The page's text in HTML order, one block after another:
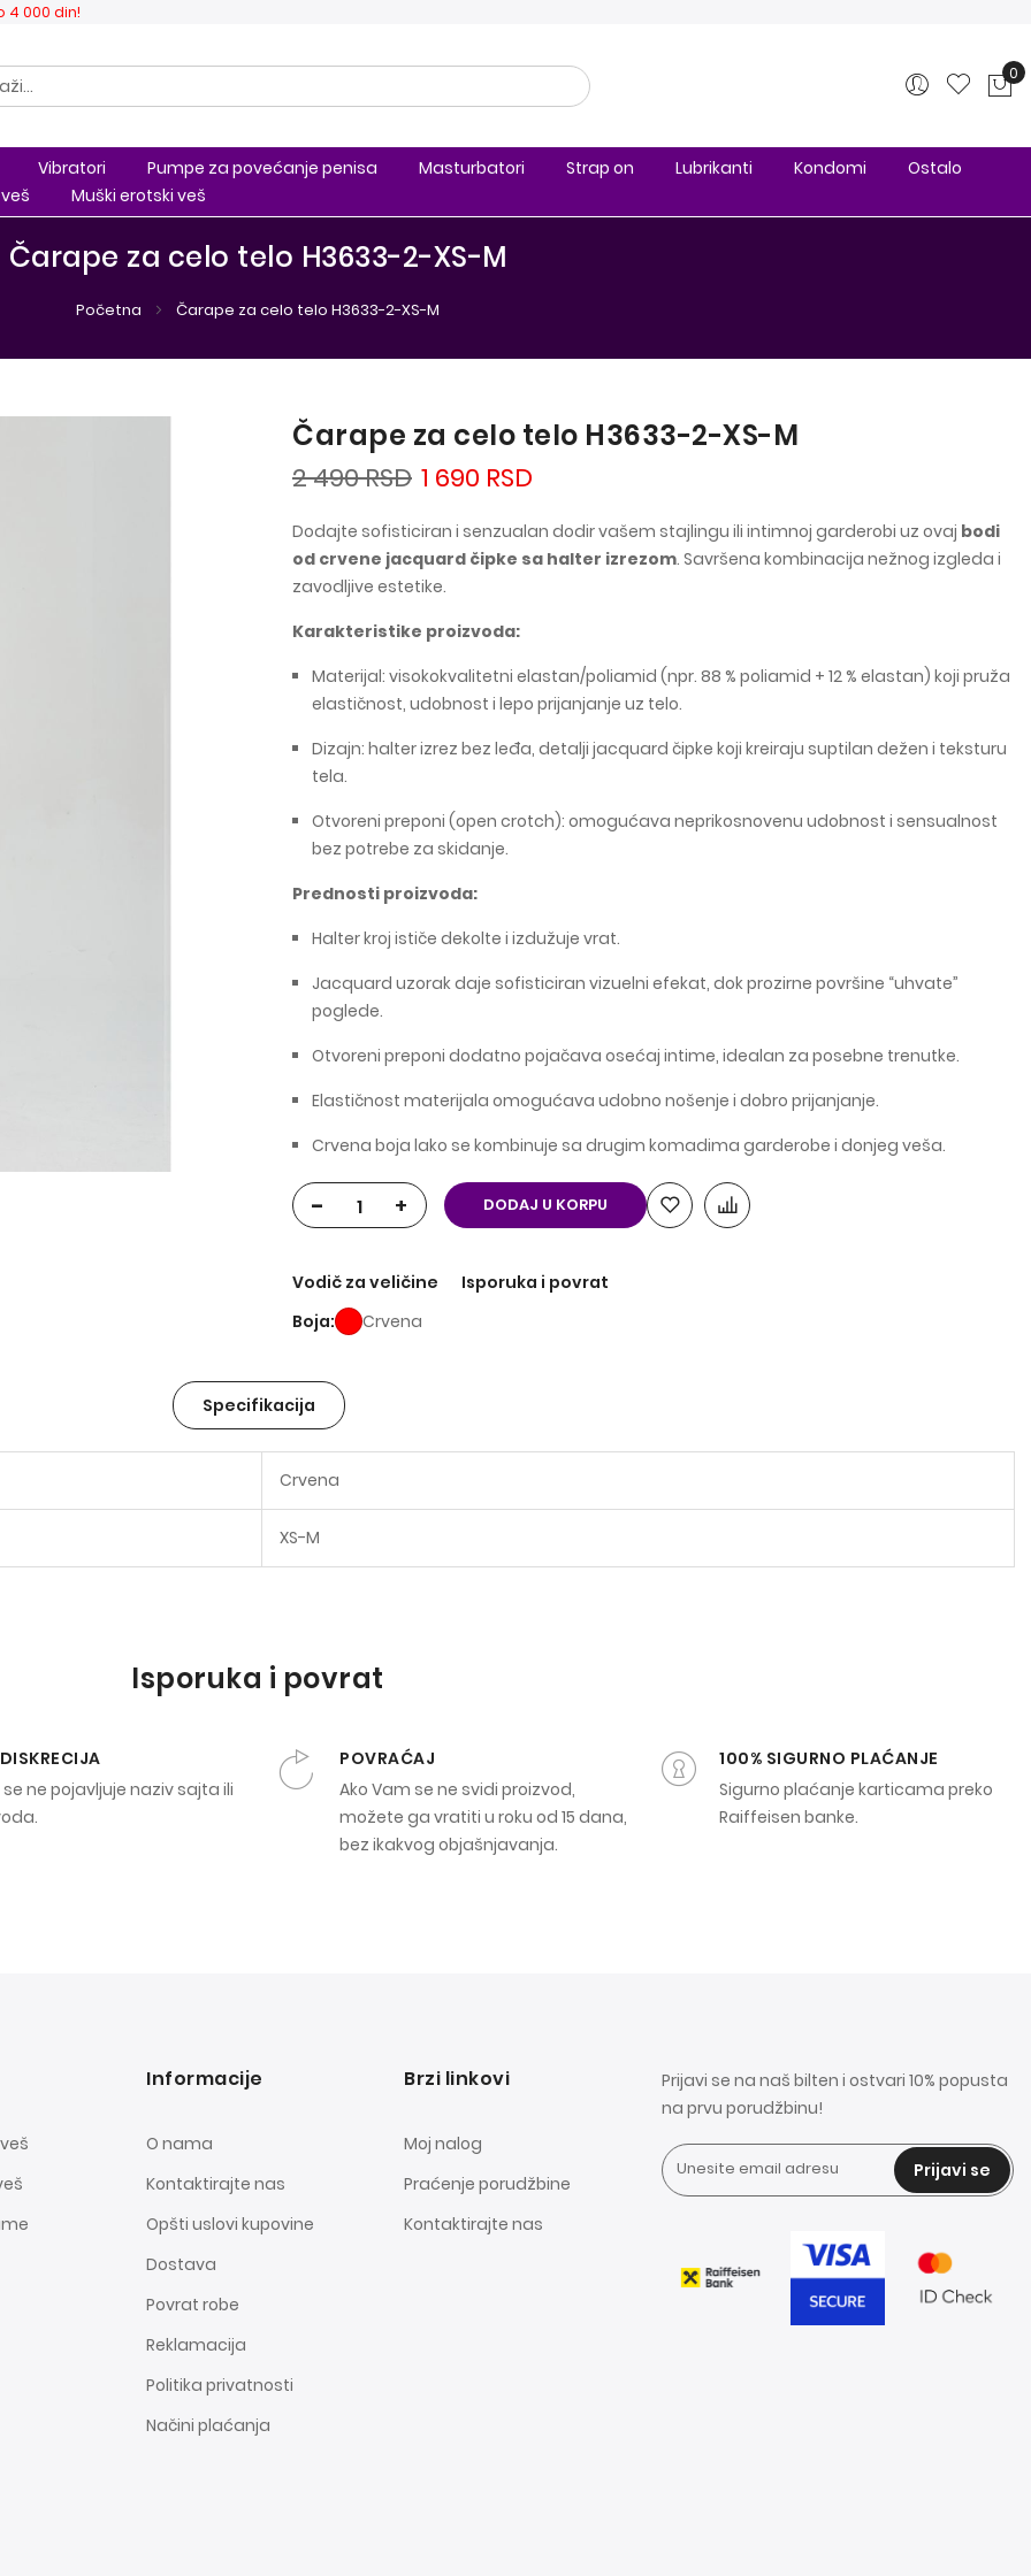
4 000 din!
0
Vibratori Pumpe za povećanje penisa Masturbatori Strap on Lubrikanti Kondomi
Ostalo
Muški erotski veš
Čarape za celo telo H3633-2-XS-M
Početna Čarape za celo telo H3633-2-XS-M
Čarape za celo telo H3633-2-XS-M
1 690 RSD
2 490 RSD
Dodajte sofisticiran i senzualan dodir vašem stajlingu ili intimnoj garderobi uz ovaj bodi
od crvene jacquard čipke sa halter izrezom. Savršena kombinacija nežnog izgleda i
zavodljive estetike.
Karakteristike proizvoda:
Materijal: visokokvalitetni elastan/poliamid (npr. 88 % poliamid + 12 % elastan) koji pruža
elastičnost, udobnost i lepo prijanjanje uz telo.
Dizajn: halter izrez bez leđa, detalji jacquard čipke koji kreiraju suptilan dežen i teksturu
tela.
Otvoreni preponi (open crotch): omogućava neprikosnovenu udobnost i sensualnost
bez potrebe za skidanje.
Prednosti proizvoda:
Halter kroj ističe dekolte i izdužuje vrat.
Jacquard uzorak daje sofisticiran vizuelni efekat, dok prozirne površine “uhvate”
poglede.
Otvoreni preponi dodatno pojačava osećaj intime, idealan za posebne trenutke.
Elastičnost materijala omogućava udobno nošenje i dobro prijanjanje.
Crvena boja lako se kombinuje sa drugim komadima garderobe i donjeg veša.
- + DODAJ U KORPU
Vodič za veličine
Isporuka i povrat
Boja
Crvena
Specifikacija
Crvena
XS-M
Isporuka i povrat
ne pojavljuje naziv sajta ili
POVRAĆAJ
Ako Vam se ne svidi proizvod,
možete ga vratiti u roku od 15 dana,
bez ikakvog objašnjavanja.
100% SIGURNO PLAĆANJE
Sigurno plaćanje karticama preko
Raiffeisen banke.
Informacije
O nama
Kontaktirajte nas
Opšti uslovi kupovine
Dostava
Povrat robe
Reklamacija
Politika privatnosti
Načini plaćanja
Brzi linkovi
Moj nalog
Praćenje porudžbine
Kontaktirajte nas
Prijavi se na naš bilten i ostvari 10% popusta
na prvu porudžbinu!
Prijavi se